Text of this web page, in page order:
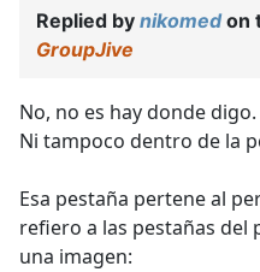
Replied by nikomedon
GroupJive
No, no es hay donde digo.
Ni tampoco dentro de la
Esa pestaña pertene al
refiero a las pestañas del
una imagen: